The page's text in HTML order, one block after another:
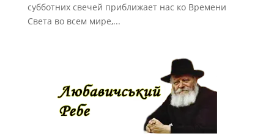
субботних свечей приближает нас ко Времени
Света во всем мире,...